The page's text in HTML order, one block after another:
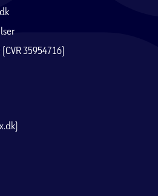
35954716)